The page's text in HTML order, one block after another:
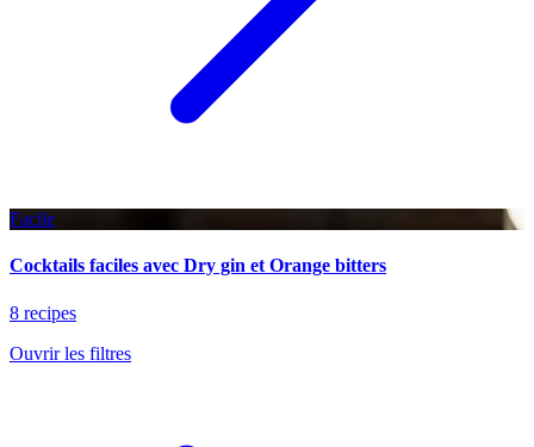
Facile
Cocktails faciles avec Dry gin et Orange bitters
8 recipes
Ouvrir les filtres